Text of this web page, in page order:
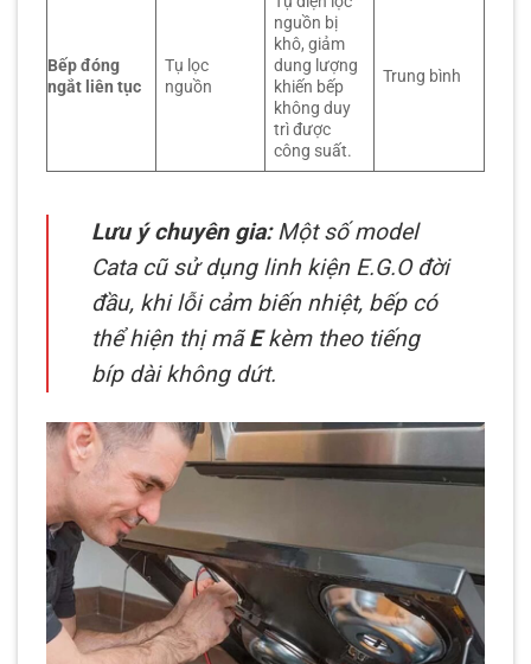
Bếp đóng
ngắt liên tục
Tụ lọc
nguồn
nguồn bị
khô, giảm
dung lượng
khiến bếp
không duy
trì được
công suất.
Trung bình
Lưu ý chuyên gia:Một số model
Cata cũ sử dụng linh kiện E.G.O đời
đầu, khi lỗi cảm biến nhiệt, bếp có
thể hiện thị mãEkèm theo tiếng
bíp dài không dứt.